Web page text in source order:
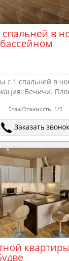
спальней в
с 1 спальней в
Бечичи.
Этаж/Этажность: 1/5
Заказать звонок